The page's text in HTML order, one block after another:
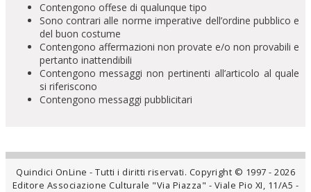
Contengono offese di qualunque tipo
Sono contrari alle norme imperative dell’ordine pubblico e
del buon costume
Contengono affermazioni non provate e/o non provabili e
pertanto inattendibili
Contengono messaggi non pertinenti all’articolo al quale
si riferiscono
Contengono messaggi pubblicitari
Quindici OnLine - Tutti i diritti riservati. Copyright © 1997 - 2026
Editore Associazione Culturale "Via Piazza" - Viale Pio XI, 11/A5 -